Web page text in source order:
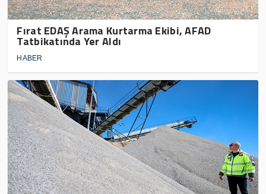
Fırat EDAŞ Arama Kurtarma Ekibi, AFAD
Tatbikatında Yer Aldı
HABER